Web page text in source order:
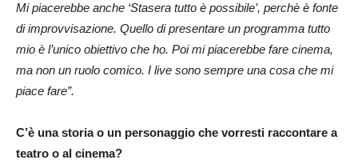
Mi piacerebbe anche ‘Stasera tutto è possibile’, perchè è fonte
di improvvisazione. Quello di presentare un programma tutto
mio è l’unico obiettivo che ho. Poi mi piacerebbe fare cinema,
ma non un ruolo comico. I live sono sempre una cosa che mi
piace fare”.
C’è una storia o un personaggio che vorresti raccontare a
teatro o al cinema?